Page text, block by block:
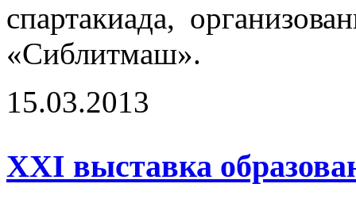
спартакиада,
«Сиблитмаш».
15.03.2013
ХХI выставка